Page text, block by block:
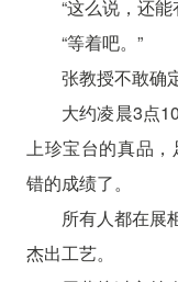
“这么说，还
“等着吧。”
张教授不敢确
大约凌晨3点
上珍宝台的真品
错的成绩了。
所有人都在展
杰出工艺。